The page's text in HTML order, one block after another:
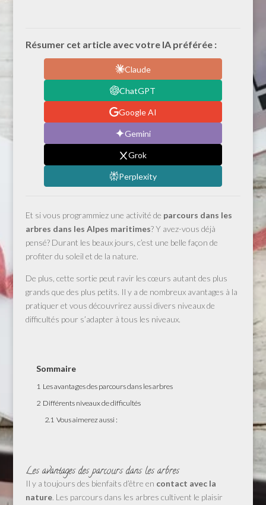
Résumer cet article avec votre IA préférée :
Claude
ChatGPT
Google AI
Gemini
Grok
Perplexity
Et si vous programmiez une activité de parcours dans les
arbres dans les Alpes maritimes? Y avez-vous déjà
pensé? Durant les beaux jours, c’est une belle façon de
profiter du soleil et de la nature.
De plus, cette sortie peut ravir les cœurs autant des plus
grands que des plus petits. Il y a de nombreux avantages à la
pratiquer et vous découvrirez aussi divers niveaux de
difficultés pour s’adapter à tous les niveaux.
Sommaire
1 Les avantages des parcours dans les arbres
2 Différents niveaux de difficultés
2.1 Vous aimerez aussi :
Les avantages des parcours dans les arbres
Il y a toujours des bienfaits d’être en contact avec la
nature. Les parcours dans les arbres cultivent le plaisir